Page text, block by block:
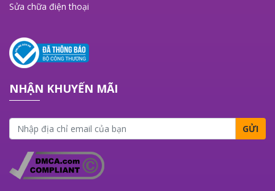
Sửa chữa điện thoại
NHẬN KHUYẾN MÃI
GỬI